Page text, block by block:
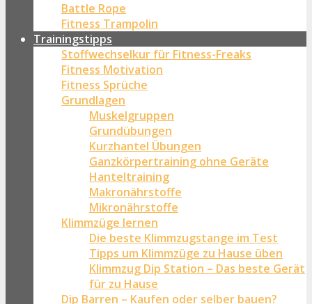
Battle Rope
Fitness Trampolin
Trainingstipps
Stoffwechselkur für Fitness-Freaks
Fitness Motivation
Fitness Sprüche
Grundlagen
Muskelgruppen
Grundübungen
Kurzhantel Übungen
Ganzkörpertraining ohne Geräte
Hanteltraining
Makronährstoffe
Mikronährstoffe
Klimmzüge lernen
Die beste Klimmzugstange im Test
Tipps um Klimmzüge zu Hause üben
Klimmzug Dip Station – Das beste Gerät
für zu Hause
Dip Barren – Kaufen oder selber bauen?